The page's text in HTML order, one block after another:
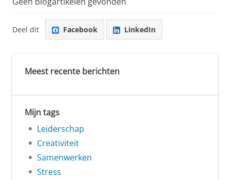
Deel dit Facebook LinkedIn
Meest recente berichten
Mijn tags
Leiderschap
Creativiteit
Samenwerken
Stress